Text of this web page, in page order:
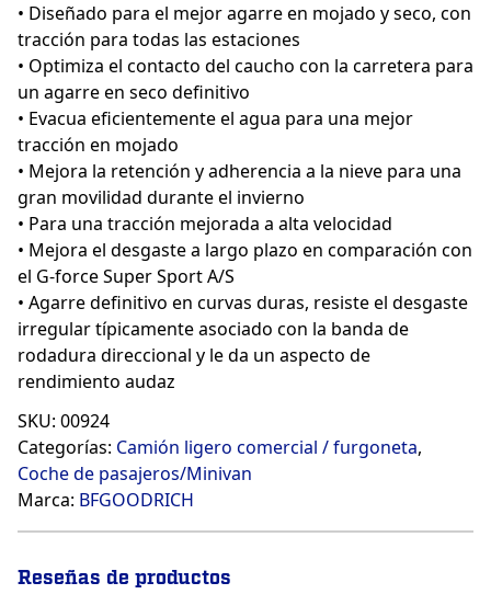
• Diseñado para el mejor agarre en mojado y seco, con
tracción para todas las estaciones
• Optimiza el contacto del caucho con la carretera para
un agarre en seco definitivo
• Evacua eficientemente el agua para una mejor
tracción en mojado
• Mejora la retención y adherencia a la nieve para una
gran movilidad durante el invierno
• Para una tracción mejorada a alta velocidad
• Mejora el desgaste a largo plazo en comparación con
el G-force Super Sport A/S
• Agarre definitivo en curvas duras, resiste el desgaste
irregular típicamente asociado con la banda de
rodadura direccional y le da un aspecto de
rendimiento audaz
SKU: 00924
Categorías: Camión ligero comercial / furgoneta,
Coche de pasajeros/Minivan
Marca: BFGOODRICH
Reseñas de productos